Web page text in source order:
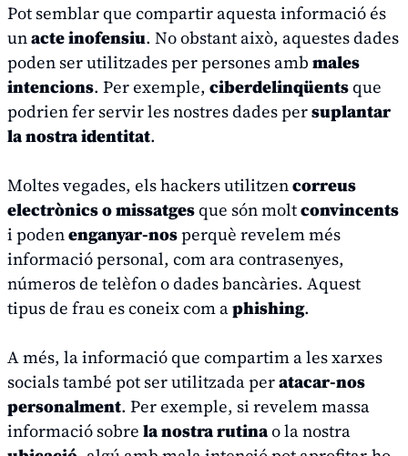
Pot semblar que compartir aquesta informació és
unacte inofensiu. No obstant això, aquestes dades
poden ser utilitzades per persones amb males
intencions. Per exemple, ciberdelinqüentsque
podrien fer servir les nostres dades persuplantar
la nostra identitat.
Moltes vegades, els hackers utilitzencorreus
electrònics o missatgesque són moltconvincents
i podenenganyar-nosperquè revelem més
informació personal, com ara contrasenyes,
números de telèfon o dades bancàries. Aquest
tipus de frau es coneix com aphishing.
A més, la informació que compartim a les xarxes
socials també pot ser utilitzada peratacar-nos
personalment. Per exemple, si revelem massa
informació sobre la nostra rutinao la nostra